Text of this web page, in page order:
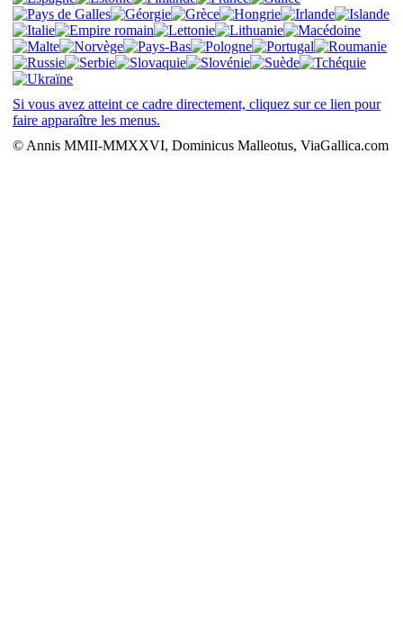
Si vous avez atteint ce cadre directement, cliquez sur ce lien pour
faire apparaître les menus.
© Annis MMII-MMXXVI, Dominicus Malleotus, ViaGallica.com